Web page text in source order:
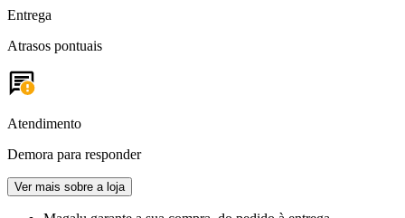
Entrega
Atrasos pontuais
Atendimento
Demora para responder
Ver mais sobre a loja